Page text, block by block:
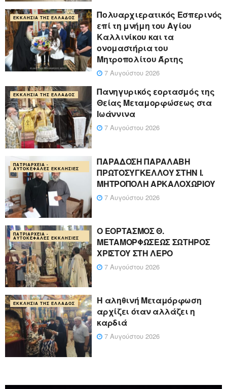
ΕΚΚΛΗΣΊΑ ΤΗΣ ΕΛΛΆΔΟΣ
Πολυαρχιερατικός Εσπερινός
επί τη μνήμη του Αγίου
Καλλινίκου και τα
ονομαστήρια του
Μητροπολίτου Άρτης
7 Αυγούστου 2026
ΕΚΚΛΗΣΊΑ ΤΗΣ ΕΛΛΆΔΟΣ
Πανηγυρικός εορτασμός της
Θείας Μεταμορφώσεως στα
Ιωάννινα
7 Αυγούστου 2026
ΠΑΤΡΙΑΡΧΕΊΑ -
ΑΥΤΟΚΈΦΑΛΕΣ ΕΚΚΛΗΣΊΕΣ
ΠΑΡΑΔΟΣΗ ΠΑΡΑΛΑΒΗ
ΠΡΩΤΟΣΥΓΚΕΛΛΟΥ ΣΤΗΝ Ι.
ΜΗΤΡΟΠΟΛΗ ΑΡΚΑΛΟΧΩΡΙΟΥ
7 Αυγούστου 2026
ΠΑΤΡΙΑΡΧΕΊΑ -
ΑΥΤΟΚΈΦΑΛΕΣ ΕΚΚΛΗΣΊΕΣ
Ο ΕΟΡΤΑΣΜΟΣ Θ.
ΜΕΤΑΜΟΡΦΩΣΕΩΣ ΣΩΤΗΡΟΣ
ΧΡΙΣΤΟΥ ΣΤΗ ΛΕΡΟ
7 Αυγούστου 2026
ΕΚΚΛΗΣΊΑ ΤΗΣ ΕΛΛΆΔΟΣ
Η αληθινή Μεταμόρφωση
αρχίζει όταν αλλάζει η
καρδιά
7 Αυγούστου 2026